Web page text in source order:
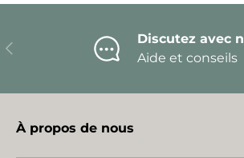
Précédent
Discutez avec
Aide et conseils
À propos de nous